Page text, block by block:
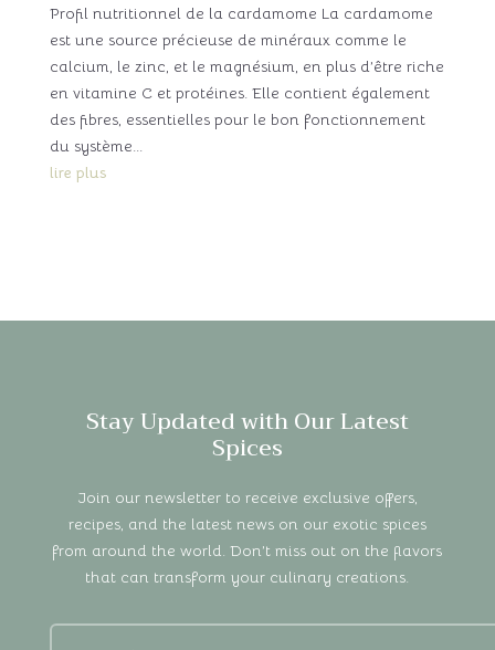
Profil nutritionnel de la cardamome La cardamome
est une source précieuse de minéraux comme le
calcium, le zinc, et le magnésium, en plus d’être riche
en vitamine C et protéines. Elle contient également
des fibres, essentielles pour le bon fonctionnement
du système...
lire plus
Stay Updated with Our Latest
Spices
Join our newsletter to receive exclusive offers,
recipes, and the latest news on our exotic spices
from around the world. Don’t miss out on the flavors
that can transform your culinary creations.